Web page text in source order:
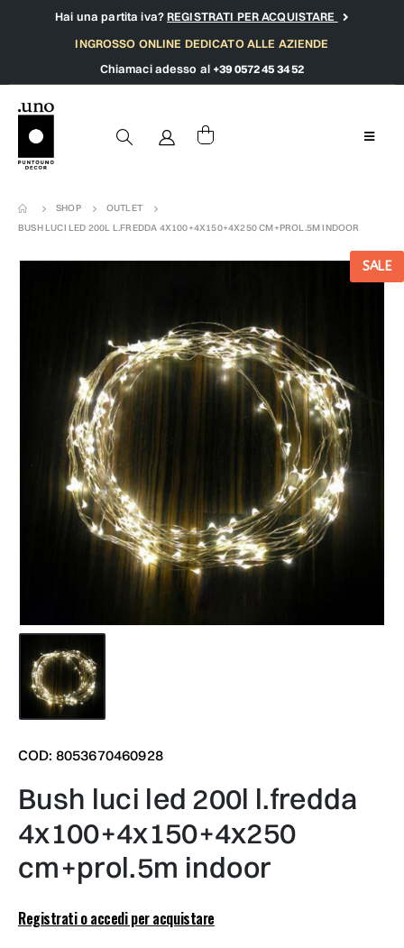
Hai una partita iva?REGISTRATI PER ACQUISTARE
INGROSSO ONLINE DEDICATO ALLE AZIENDE
Chiamaci adesso al +39 0572 45 34 52
SHOP
OUTLET
BUSH LUCI LED 200L L.FREDDA 4X100+4X150+4X250 CM+PROL.5M INDOOR
SALE
COD: 8053670460928
bush luci led 200l l.fredda
4x100+4x150+4x250
cm+prol.5m indoor
Registrati o accedi per acquistare